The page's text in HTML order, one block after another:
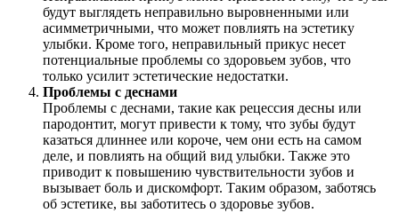
будут выглядеть неправильно выровненными или
асимметричными, что может повлиять на эстетику
улыбки. Кроме того, неправильный прикус несет
потенциальные проблемы со здоровьем зубов, что
только усилит эстетические недостатки.
Проблемы с деснами
Проблемы с деснами, такие как рецессия десны или
пародонтит, могут привести к тому, что зубы будут
казаться длиннее или короче, чем они есть на самом
деле, и повлиять на общий вид улыбки. Также это
приводит к повышению чувствительности зубов и
вызывает боль и дискомфорт. Таким образом, заботясь
об эстетике, вы заботитесь о здоровье зубов.